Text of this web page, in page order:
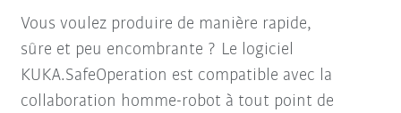
Vous voulez produire de manière rapide,
sûre et peu encombrante ? Le logiciel
KUKA.SafeOperation est compatible avec la
collaboration homme-robot à tout point de